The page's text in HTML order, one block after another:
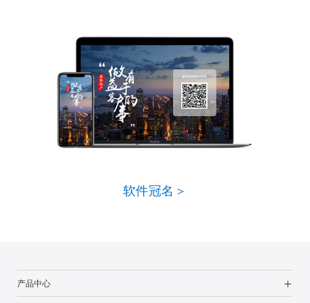
软件冠名＞
产品中心